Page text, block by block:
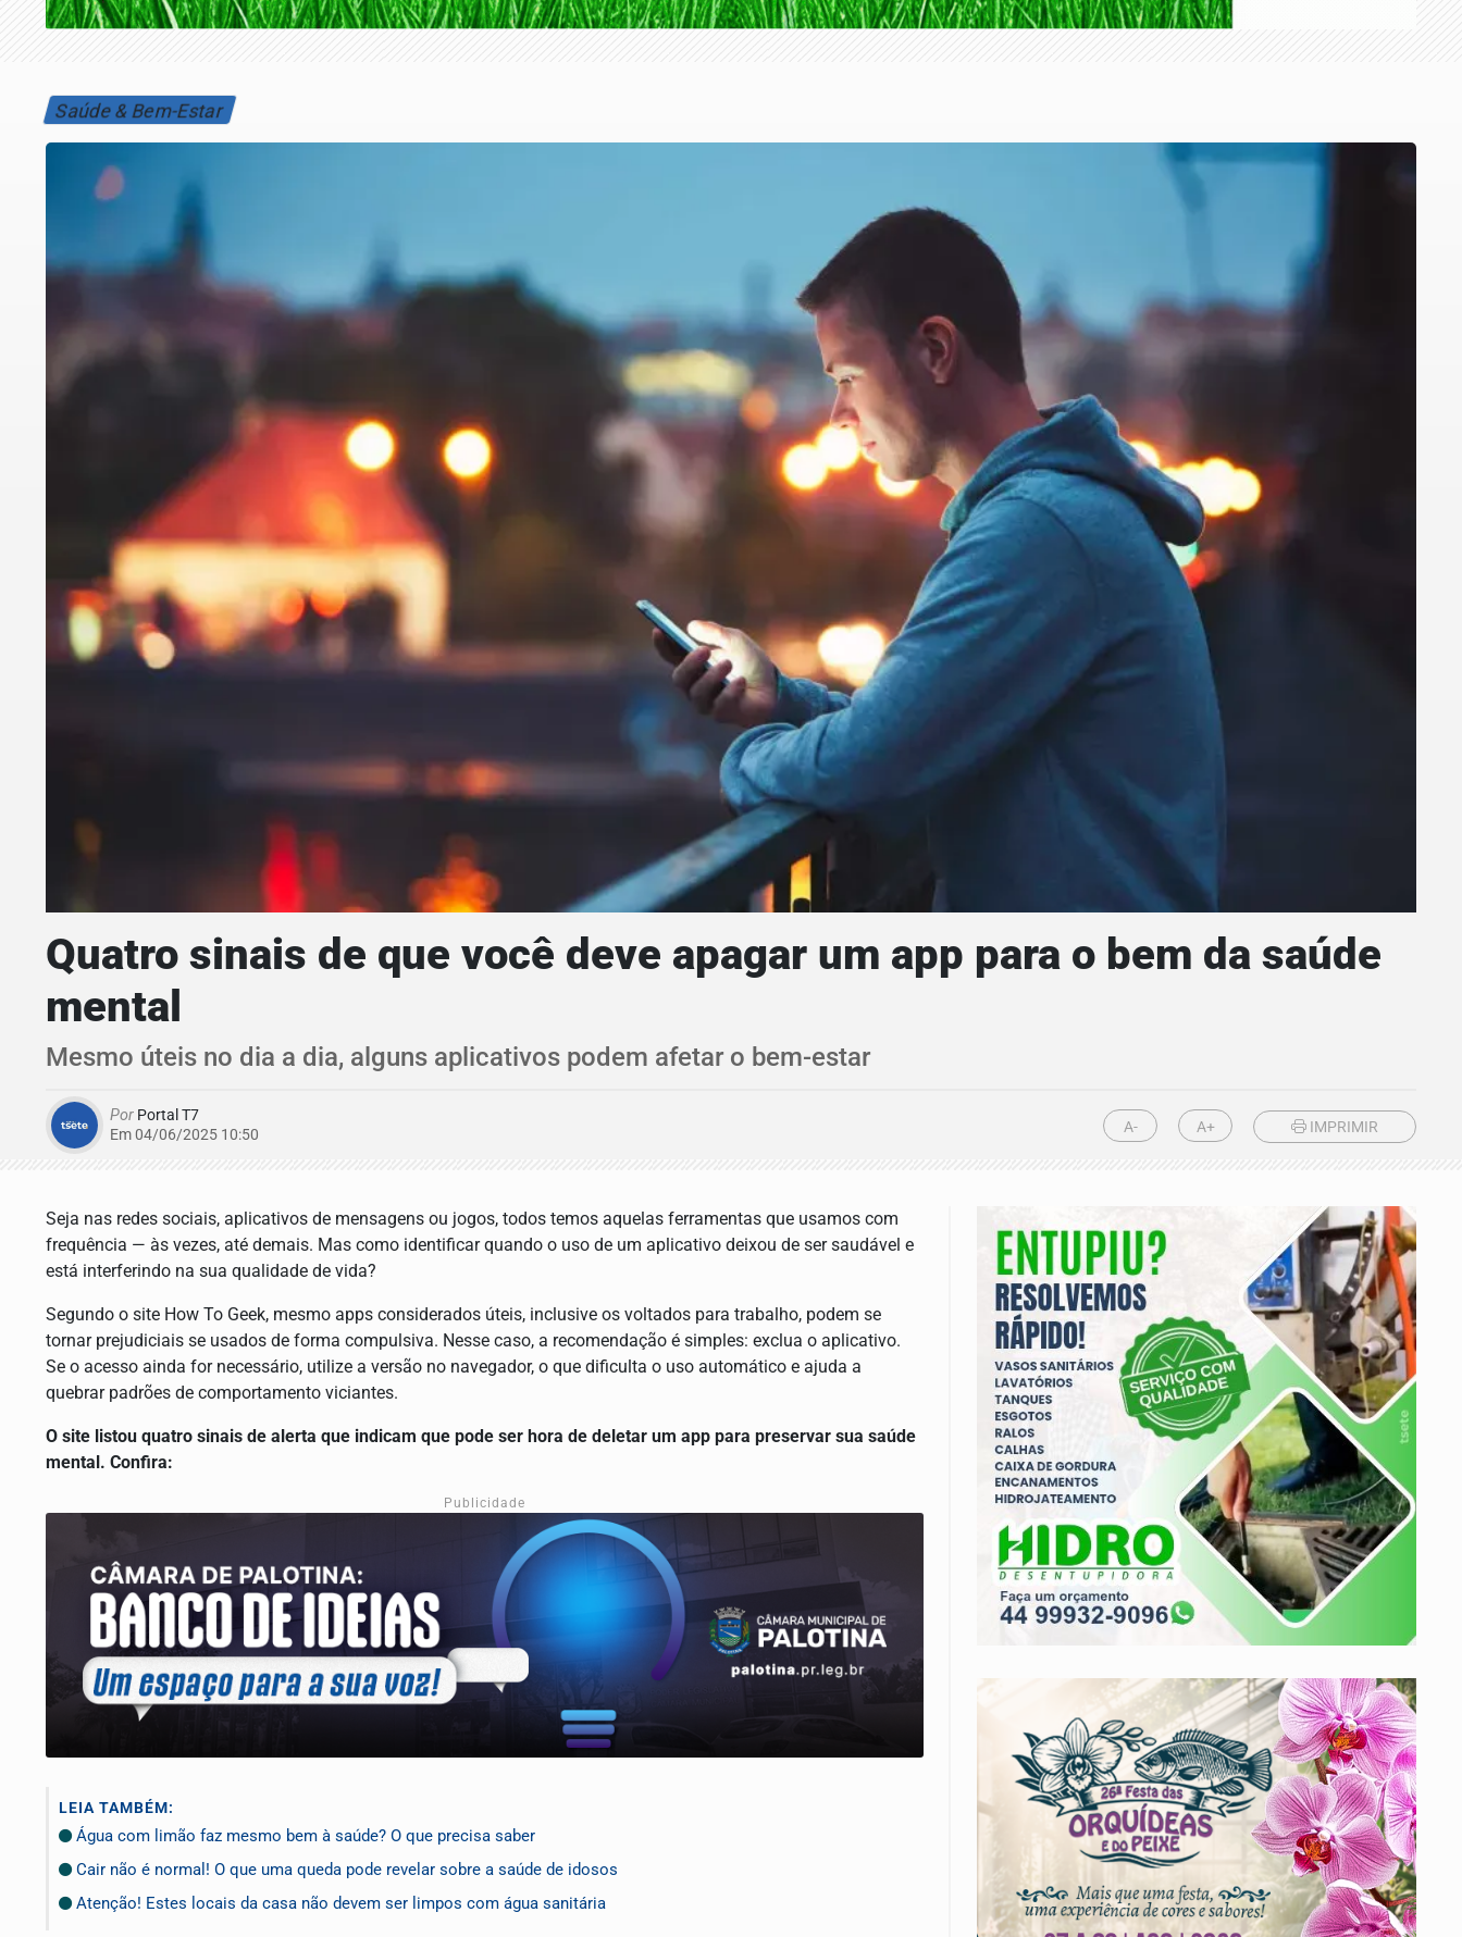
Saúde & Bem-Estar
Quatro sinais de que você deve apagar um app para o bem da saúde
mental
Mesmo úteis no dia a dia, alguns aplicativos podem afetar o bem-estar
Por Portal T7
Em 04/06/2025 10:50
A- A+ IMPRIMIR
Seja nas redes sociais, aplicativos de mensagens ou jogos, todos temos aquelas ferramentas que usamos com
frequência — às vezes, até demais. Mas como identificar quando o uso de um aplicativo deixou de ser saudável e
está interferindo na sua qualidade de vida?
Segundo o site How To Geek, mesmo apps considerados úteis, inclusive os voltados para trabalho, podem se
tornar prejudiciais se usados de forma compulsiva. Nesse caso, a recomendação é simples: exclua o aplicativo.
Se o acesso ainda for necessário, utilize a versão no navegador, o que dificulta o uso automático e ajuda a
quebrar padrões de comportamento viciantes.
O site listou quatro sinais de alerta que indicam que pode ser hora de deletar um app para preservar sua saúde
mental. Confira:
Publicidade
LEIA TAMBÉM:
Água com limão faz mesmo bem à saúde? O que precisa saber
Cair não é normal! O que uma queda pode revelar sobre a saúde de idosos
Atenção! Estes locais da casa não devem ser limpos com água sanitária